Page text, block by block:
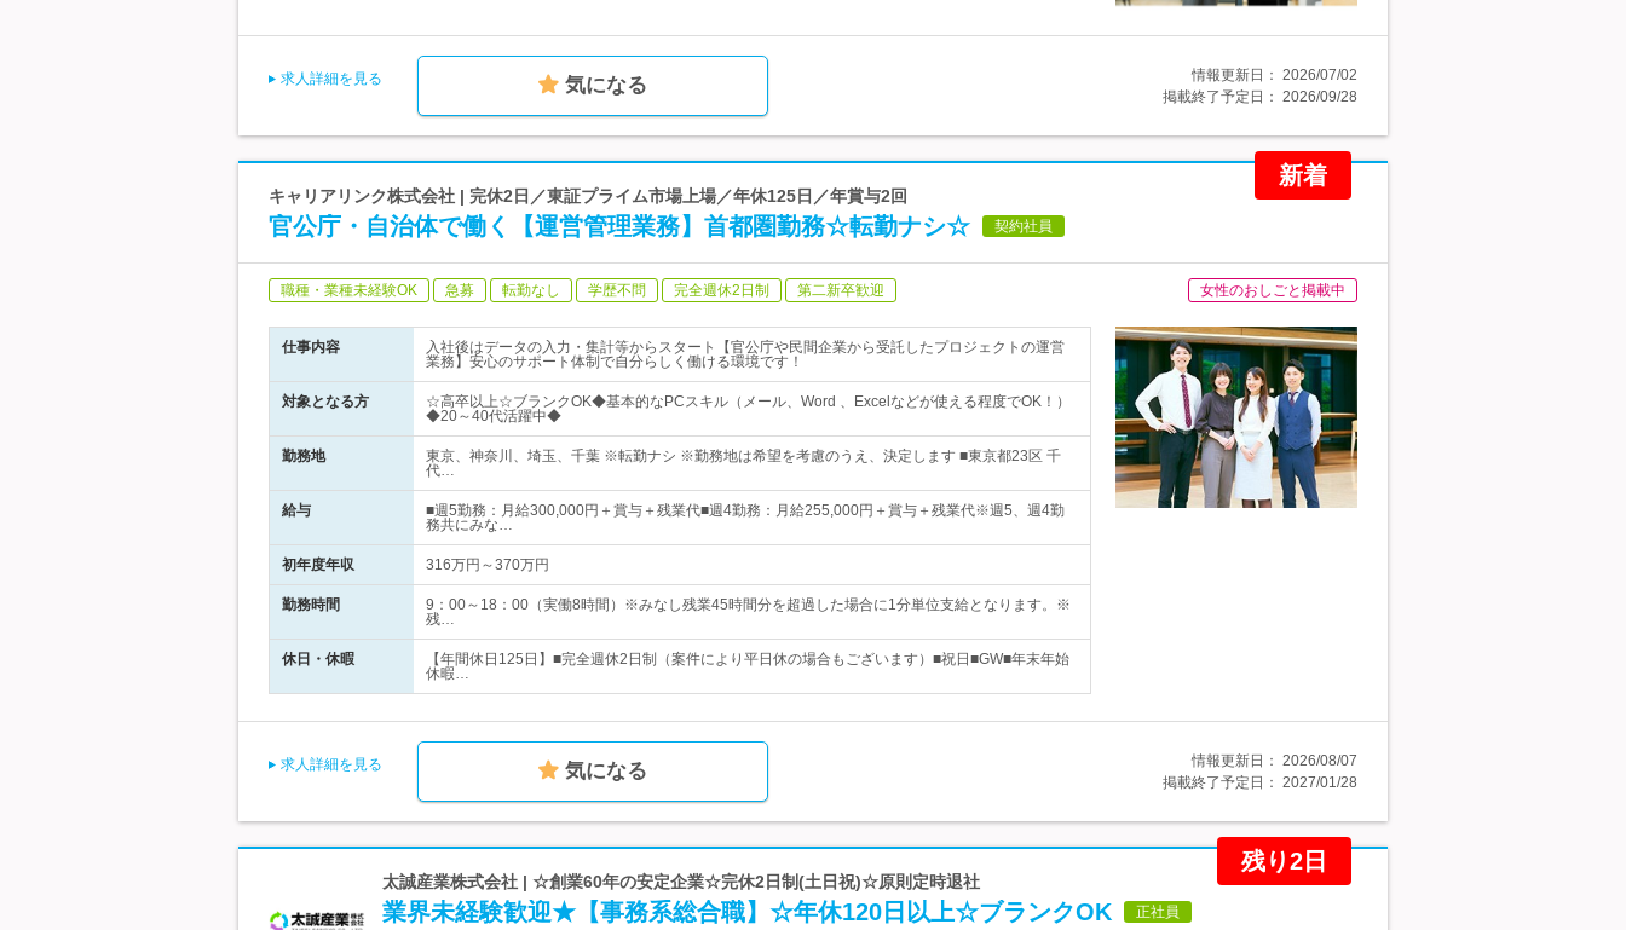
求人詳細を見る 気になる 情報更新日： 2026/07/02
掲載終了予定日： 2026/09/28
新着
キャリアリンク株式会社 | 完休2日／東証プライム市場上場／年休125日／年賞与2回
官公庁・自治体で働く【運営管理業務】首都圏勤務☆転勤ナシ☆ 契約社員
職種・業種未経験OK 急募 転勤なし 学歴不問 完全週休2日制 第二新卒歓迎 女性のおしごと掲載中
仕事内容
入社後はデータの入力・集計等からスタート【官公庁や民間企業から受託したプロジェクトの運営
業務】安心のサポート体制で自分らしく働ける環境です！
対象となる方
☆高卒以上☆ブランクOK◆基本的なPCスキル（メール、Word 、Excelなどが使える程度でOK！）
◆20～40代活躍中◆
勤務地
東京、神奈川、埼玉、千葉 ※転勤ナシ ※勤務地は希望を考慮のうえ、決定します ■東京都23区 千
代…
給与
■週5勤務：月給300,000円＋賞与＋残業代■週4勤務：月給255,000円＋賞与＋残業代※週5、週4勤
務共にみな…
初年度年収 316万円～370万円
勤務時間
9：00～18：00（実働8時間）※みなし残業45時間分を超過した場合に1分単位支給となります。※
残…
休日・休暇
【年間休日125日】■完全週休2日制（案件により平日休の場合もございます）■祝日■GW■年末年始
休暇…
求人詳細を見る 気になる 情報更新日： 2026/08/07
掲載終了予定日： 2027/01/28
残り2日
太誠産業株式会社 | ☆創業60年の安定企業☆完休2日制(土日祝)☆原則定時退社
業界未経験歓迎★【事務系総合職】☆年休120日以上☆ブランクOK 正社員